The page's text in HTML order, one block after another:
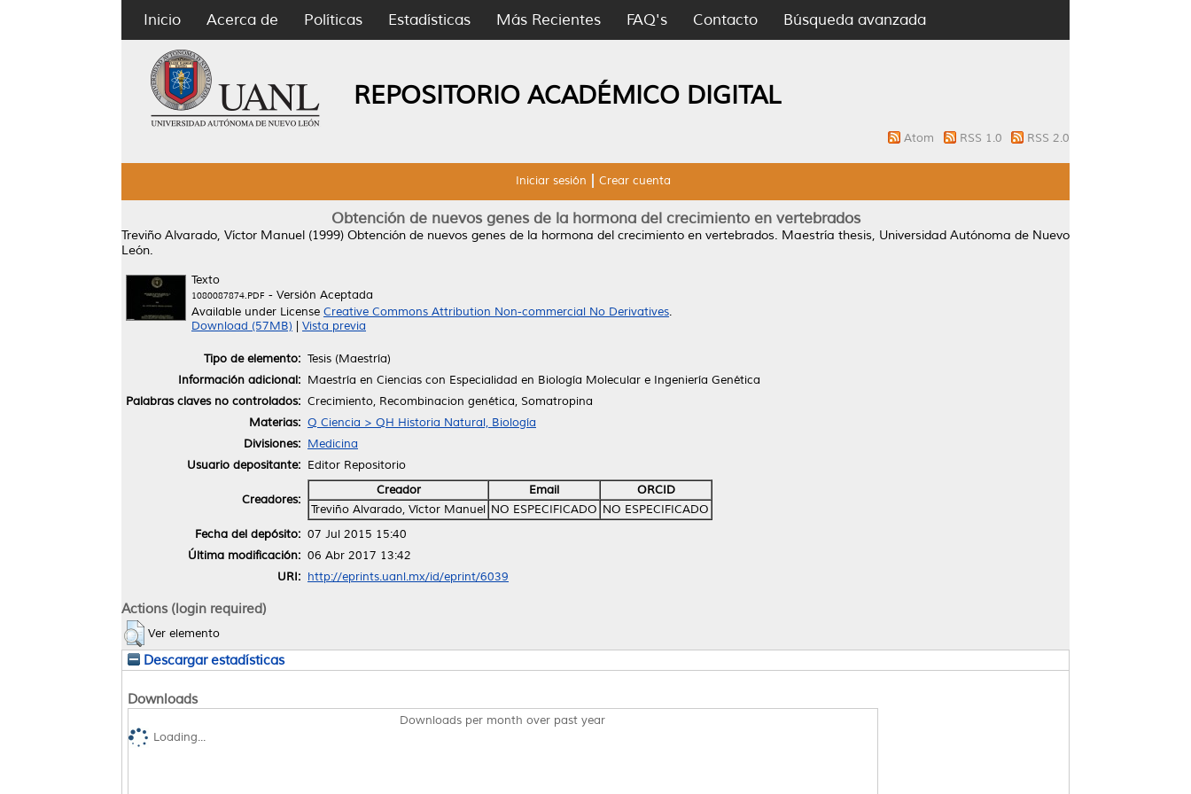
Inicio Acerca de Políticas Estadísticas Más Recientes FAQ's Contacto Búsqueda avanzada
REPOSITORIO ACADÉMICO DIGITAL
Atom RSS 1.0 RSS 2.0
Iniciar sesión Crear cuenta
Obtención de nuevos genes de la hormona del crecimiento en vertebrados
Treviño Alvarado, Víctor Manuel (1999) Obtención de nuevos genes de la hormona del crecimiento en vertebrados. Maestría thesis, Universidad Autónoma de Nuevo
León.
Texto
1080087874.PDF - Versión Aceptada
Available under License Creative Commons Attribution Non-commercial No Derivatives.
Download (57MB)
Vista previa
Tipo de elemento: Tesis (Maestría)
Información adicional: Maestría en Ciencias con Especialidad en Biología Molecular e Ingeniería Genética
Palabras claves no controlados: Crecimiento, Recombinacion genética, Somatropina
Materias: Q Ciencia > QH Historia Natural, Biología
Divisiones: Medicina
Usuario depositante: Editor Repositorio
Creadores:
Creador Email
ORCID
Treviño Alvarado, Víctor Manuel NO ESPECIFICADO NO ESPECIFICADO
Fecha del depósito: 07 Jul 2015 15:40
Última modificación: 06 Abr 2017 13:42
URI: http://eprints.uanl.mx/id/eprint/6039
Actions (login required)
Ver elemento
Descargar estadísticas
Downloads
Downloads per month over past year
Loading...